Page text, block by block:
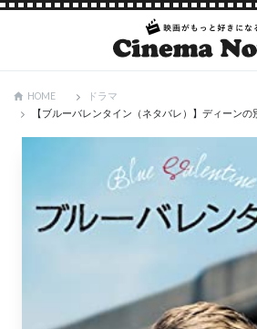
HOME
ドラマ
【ブルーバレンタイン（ネタバレ）】ディーン